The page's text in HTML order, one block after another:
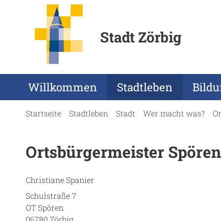
Stadt Zörbig
Willkommen Stadtleben
Startseite Stadtleben Stadt Wer macht was?
Ortsbürgermeister Spören
Christiane Spanier
Schulstraße 7
OT Spören